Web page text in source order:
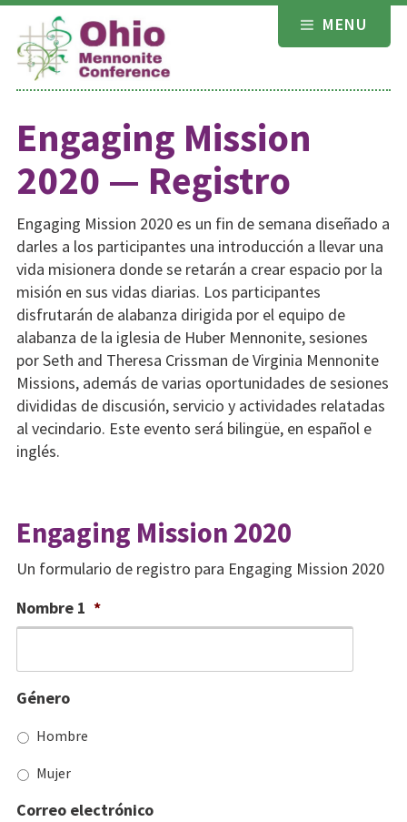
Skip
content
MENU
Engaging Mission
2020 — Registro
Engaging Mission 2020 es un fin de semana diseñado a
darles a los participantes una introducción a llevar una
vida misionera donde se retarán a crear espacio por la
misión en sus vidas diarias. Los participantes
disfrutarán de alabanza dirigida por el equipo de
alabanza de la iglesia de Huber Mennonite, sesiones
por Seth and Theresa Crissman de Virginia Mennonite
Missions, además de varias oportunidades de sesiones
divididas de discusión, servicio y actividades relatadas
al vecindario. Este evento será bilingüe, en español e
inglés.
Engaging Mission 2020
Un formulario de registro para Engaging Mission 2020
Nombre 1 *
Género
Hombre
Mujer
Correo electrónico